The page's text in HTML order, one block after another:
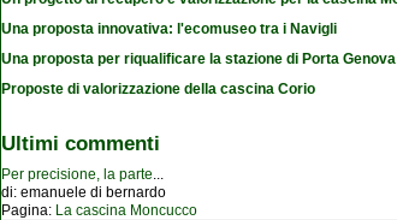
Una proposta innovativa: l'ecomuseo tra i Navigli
Una proposta per riqualificare la stazione di Porta Genova
Proposte di valorizzazione della cascina Corio
Ultimi commenti
Per precisione, la parte
di: emanuele di bernardo
Pagina: La cascina Moncucco